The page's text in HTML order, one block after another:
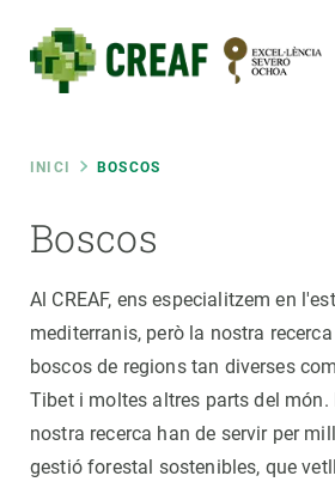
contingut
Fil
d'ariadna
INICI BOSCOS
Boscos
Al CREAF, ens especialitzem en
mediterranis, però la nostra
boscos de regions tan diverses
Tibet i moltes altres parts del món.
nostra recerca han de servir per
gestió forestal sostenibles, que
RRSS
Featured
responsive
INTRANET
Responsive
menu
SOBRE NOSALTRES
CIÈNCIA EN ACCIÓ